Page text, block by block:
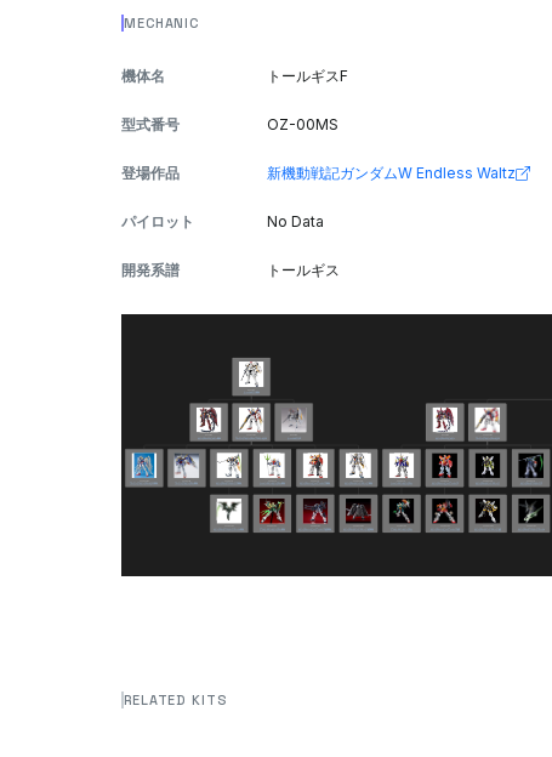
MECHANIC
機体名 トールギスF
型式番号 OZ-00MS
登場作品 新機動戦記ガンダムW Endless Waltz
パイロット No Data
開発系譜 トールギス
RELATED KITS